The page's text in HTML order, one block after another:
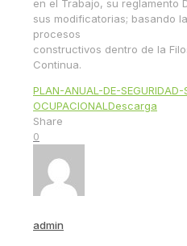
en el Trabajo, su reglamento
sus modificatorias; basando
procesos
constructivos dentro de la
Continua.
PLAN-ANUAL-DE-SEGURIDAD-
OCUPACIONALDescarga
Share
0
admin